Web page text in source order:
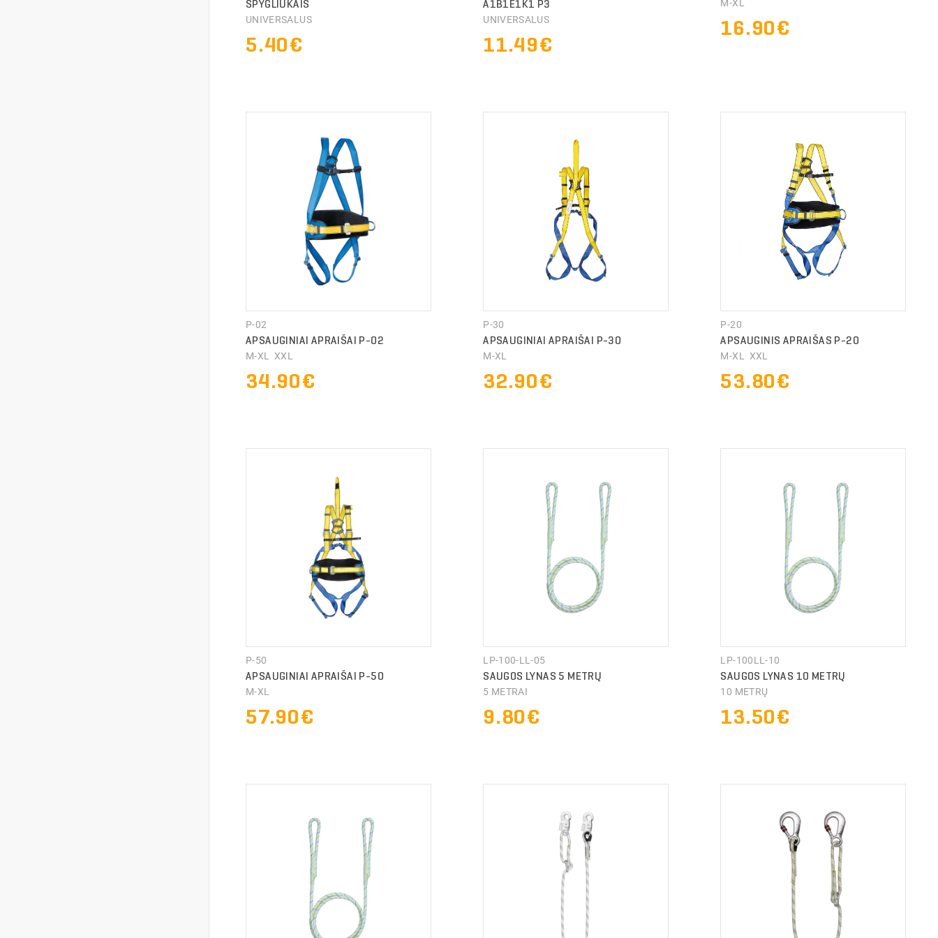
SPYGLIUKAIS
UNIVERSALUS
5.40€
A1B1E1K1 P3
UNIVERSALUS
11.49€
M-XL
16.90€
P-02
APSAUGINIAI APRAIŠAI P-02
M-XL XXL
34.90€
P-30
APSAUGINIAI APRAIŠAI P-30
M-XL
32.90€
P-20
APSAUGINIS APRAIŠAS P-20
M-XL XXL
53.80€
P-50
APSAUGINIAI APRAIŠAI P-50
M-XL
57.90€
LP-100-LL-05
SAUGOS LYNAS 5 METRŲ
5 METRAI
9.80€
LP-100LL-10
SAUGOS LYNAS 10 METRŲ
10 METRŲ
13.50€